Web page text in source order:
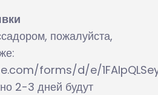
пожалуйста,
forms/d/e/
2-3 дней будут